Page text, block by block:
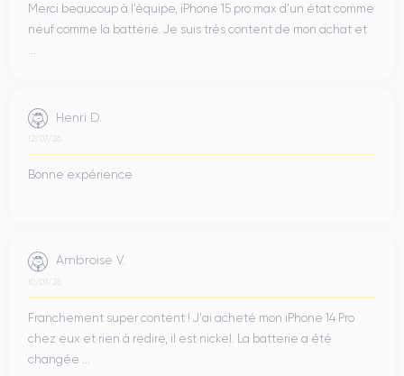
Merci beaucoup à l’équipe, iPhone 15 pro max d’un état comme
neuf comme la batterie. Je suis très content de mon achat et
Henri D.
12/07/26
Bonne expérience
Ambroise V.
10/07/26
Franchement super content ! J'ai acheté mon iPhone 14 Pro
chez eux et rien à redire, il est nickel. La batterie a été
changée ...